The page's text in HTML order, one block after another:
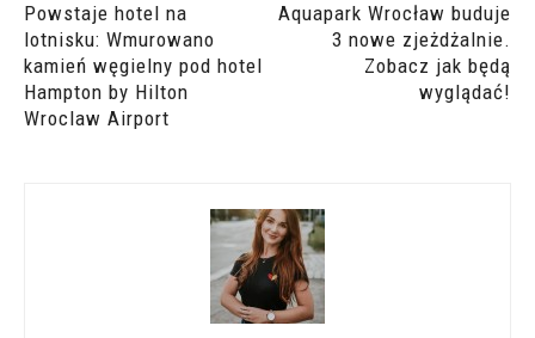
Powstaje hotel na
lotnisku: Wmurowano
kamień węgielny pod hotel
Hampton by Hilton
Wroclaw Airport
Aquapark Wrocław buduje
3 nowe zjeżdżalnie.
Zobacz jak będą
wyglądać!